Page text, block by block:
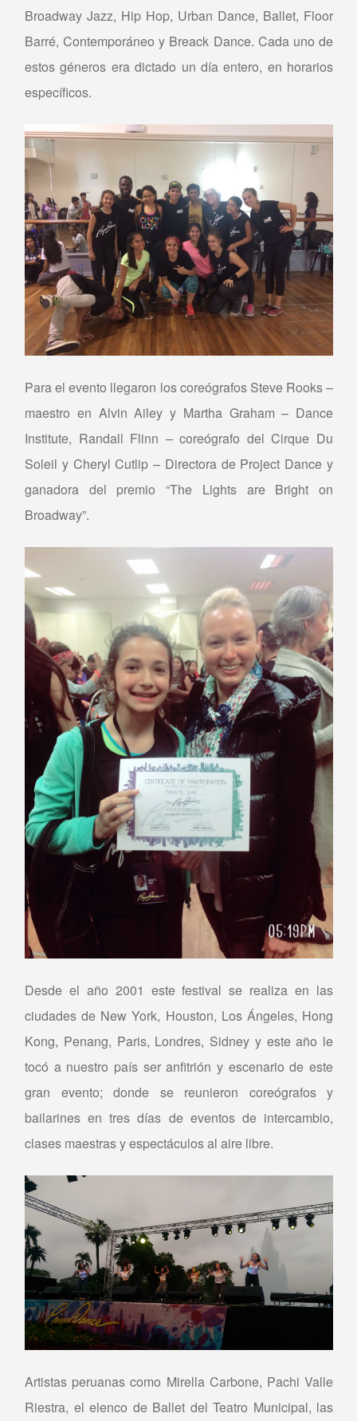
Broadway Jazz, Hip Hop, Urban Dance, Ballet, Floor
Barré, Contemporáneo y Breack Dance. Cada uno de
estos géneros era dictado un día entero, en horarios
específicos.
Para el evento llegaron los coreógrafos Steve Rooks –
maestro en Alvin Ailey y Martha Graham – Dance
Institute, Randall Flinn – coreógrafo del Cirque Du
Soleil y Cheryl Cutlip – Directora de Project Dance y
ganadora del premio “The Lights are Bright on
Broadway”.
Desde el año 2001 este festival se realiza en las
ciudades de New York, Houston, Los Ángeles, Hong
Kong, Penang, Paris, Londres, Sidney y este año le
tocó a nuestro país ser anfitrión y escenario de este
gran evento; donde se reunieron coreógrafos y
bailarines en tres días de eventos de intercambio,
clases maestras y espectáculos al aire libre.
Artistas peruanas como Mirella Carbone, Pachi Valle
Riestra, el elenco de Ballet del Teatro Municipal, las